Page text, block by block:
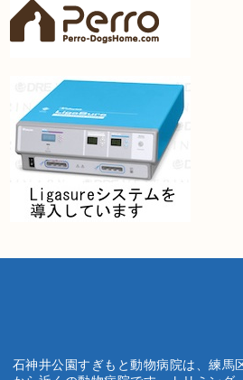
石神井公園すぎもと動物病院は、練馬